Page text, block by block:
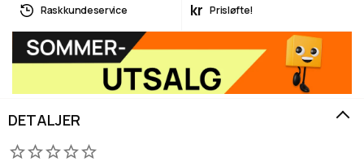
Rask kundeservice kr Prisløfte!
DETALJER